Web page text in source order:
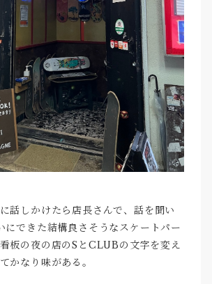
話しかけたら店長さんで、話を聞い
にできた結構良さそうなスケートパー
板の夜の店のSとCLUBの文字を変え
かなり味がある。